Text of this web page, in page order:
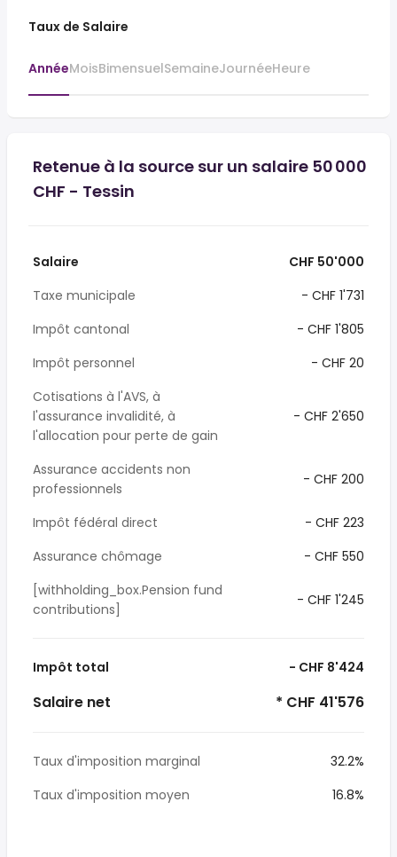
Taux de Salaire
AnnéeMoisBimensuelSemaineJournéeHeure
Retenue à la source sur un salaire 50 000
CHF - Tessin
Salaire
CHF 50'000
Taxe municipale
- CHF 1'731
Impôt cantonal
- CHF 1'805
Impôt personnel
- CHF 20
Cotisations à l'AVS, à
l'assurance invalidité, à
l'allocation pour perte de gain
- CHF 2'650
Assurance accidents non
professionnels
- CHF 200
Impôt fédéral direct
- CHF 223
Assurance chômage
- CHF 550
[withholding_box.Pension fund
contributions]
- CHF 1'245
Impôt total - CHF 8'424
Salaire net * CHF 41'576
Taux d'imposition marginal
32.2%
Taux d'imposition moyen
16.8%